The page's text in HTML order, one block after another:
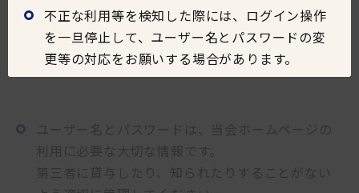
不正な利用等を検知した際には、ログイン操作
を一旦停止して、ユーザー名とパスワードの変
更等の対応をお願いする場合があります。
ユーザー名がわからない・メールアドレス未登録の方
こちら
まだ如水会会員でない方はこちら